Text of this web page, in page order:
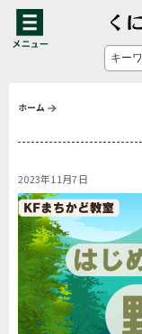
ホーム
2023年11月7日